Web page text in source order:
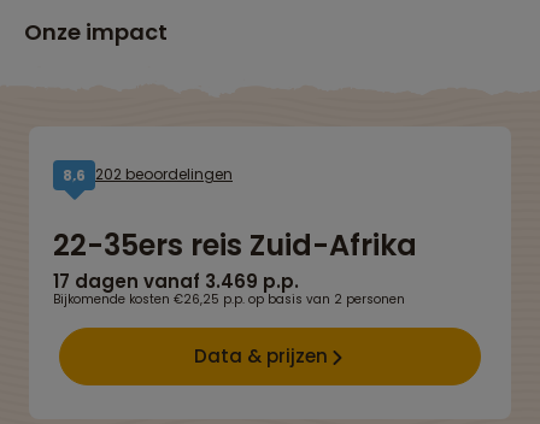
Onze impact
8,6 202 beoordelingen
22-35ers reis Zuid-Afrika
17 dagen vanaf 3.469 p.p.
Bijkomende kosten €26,25 p.p. op basis van 2 personen
Data & prijzen